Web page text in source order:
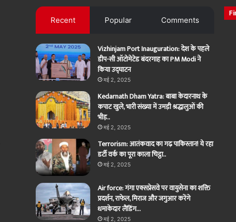
Recent Popular Comments
Vizhinjam Port Inauguration: देश के पहले
डीप-सी ऑटोमेटेड बंदरगाह का PM Modi ने
किया उद्घाटन
मई 2, 2025
Kedarnath Dham Yatra: बाबा केदारनाथ के
कपाट खुले, भारी संख्या में उमड़ी श्रद्धालुओं की
भीड़..
मई 2, 2025
Terrorism: आतंकवाद का गढ़ पाकिस्तान! ये रहा
डर्टी वर्क का पूरा काला चिट्ठा..
मई 2, 2025
Air force: गंगा एक्सप्रेसवे पर वायुसेना का शक्ति
प्रदर्शन, राफेल, मिराज और जगुआर करेंगे
धमाकेदार लैंडिंग…
मई 2, 2025